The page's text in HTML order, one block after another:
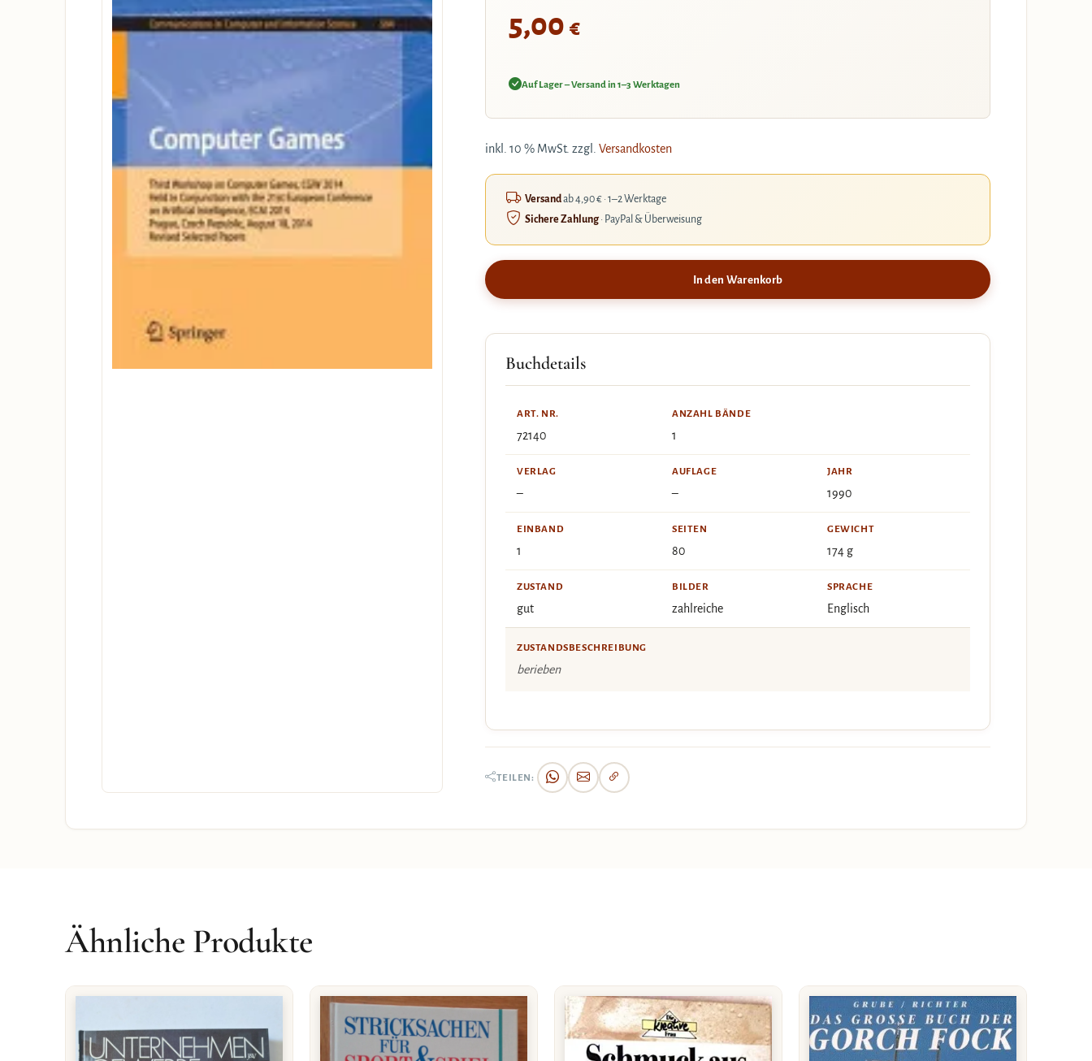
5,00 €
Auf Lager – Versand in 1–3 Werktagen
inkl. 10 % MwSt. zzgl. Versandkosten
Versandab 4,90 € · 1–2 Werktage
Sichere Zahlung· PayPal & Überweisung
In den Warenkorb
Buchdetails
ART. NR.
72140
ANZAHL BÄNDE
1
VERLAG
–
AUFLAGE
–
JAHR
1990
EINBAND
1
SEITEN
80
GEWICHT
174 g
ZUSTAND
gut
BILDER
zahlreiche
SPRACHE
Englisch
ZUSTANDSBESCHREIBUNG
berieben
TEILEN:
Ähnliche Produkte